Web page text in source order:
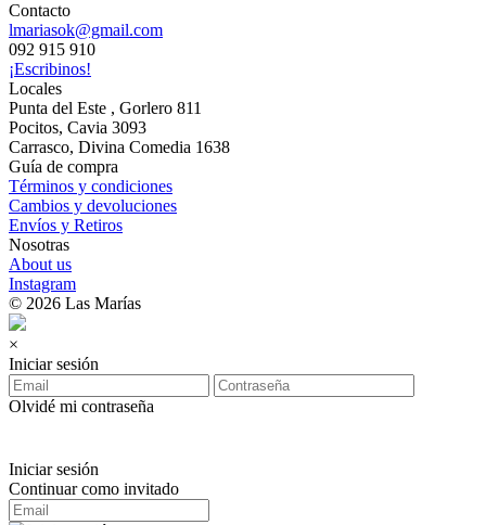
Contacto
lmariasok@gmail.com
092 915 910
¡Escribinos!
Locales
Punta del Este , Gorlero 811
Pocitos, Cavia 3093
Carrasco, Divina Comedia 1638
Guía de compra
Términos y condiciones
Cambios y devoluciones
Envíos y Retiros
Nosotras
About us
Instagram
© 2026 Las Marías
×
Iniciar sesión
Olvidé mi contraseña
Iniciar sesión
Continuar como invitado